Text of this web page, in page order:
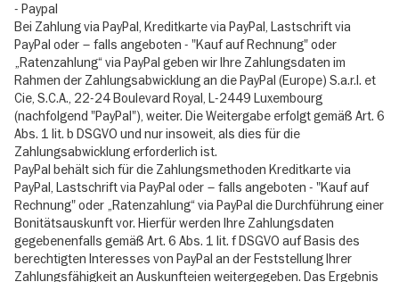
- Paypal
Bei Zahlung via PayPal, Kreditkarte via PayPal, Lastschrift via
PayPal oder – falls angeboten - "Kauf auf Rechnung" oder
„Ratenzahlung“ via PayPal geben wir Ihre Zahlungsdaten im
Rahmen der Zahlungsabwicklung an die PayPal (Europe) S.a.r.l. et
Cie, S.C.A., 22-24 Boulevard Royal, L-2449 Luxembourg
(nachfolgend "PayPal"), weiter. Die Weitergabe erfolgt gemäß Art. 6
Abs. 1 lit. b DSGVO und nur insoweit, als dies für die
Zahlungsabwicklung erforderlich ist.
PayPal behält sich für die Zahlungsmethoden Kreditkarte via
PayPal, Lastschrift via PayPal oder – falls angeboten - "Kauf auf
Rechnung" oder „Ratenzahlung“ via PayPal die Durchführung einer
Bonitätsauskunft vor. Hierfür werden Ihre Zahlungsdaten
gegebenenfalls gemäß Art. 6 Abs. 1 lit. f DSGVO auf Basis des
berechtigten Interesses von PayPal an der Feststellung Ihrer
Zahlungsfähigkeit an Auskunfteien weitergegeben. Das Ergebnis